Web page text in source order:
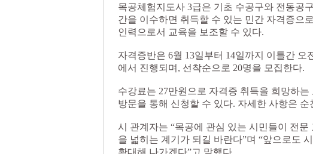
목공체험지도사 3급은 기초 수공구와 전동공
간을 이수하면 취득할 수 있는 민간 자격증으
인력으로서 교육을 보조할 수 있다.
자격증반은 6월 13일부터 14일까지 이틀간
에서 진행되며, 선착순으로 20명을 모집한다.
수강료는 27만원으로 자격증 취득을 희망하는
방문을 통해 신청할 수 있다. 자세한 사항은
시 관계자는 “목공에 관심 있는 시민들이 전
을 넓히는 계기가 되길 바란다”며 “앞으로도
확대해 나가겠다”고 말했다.